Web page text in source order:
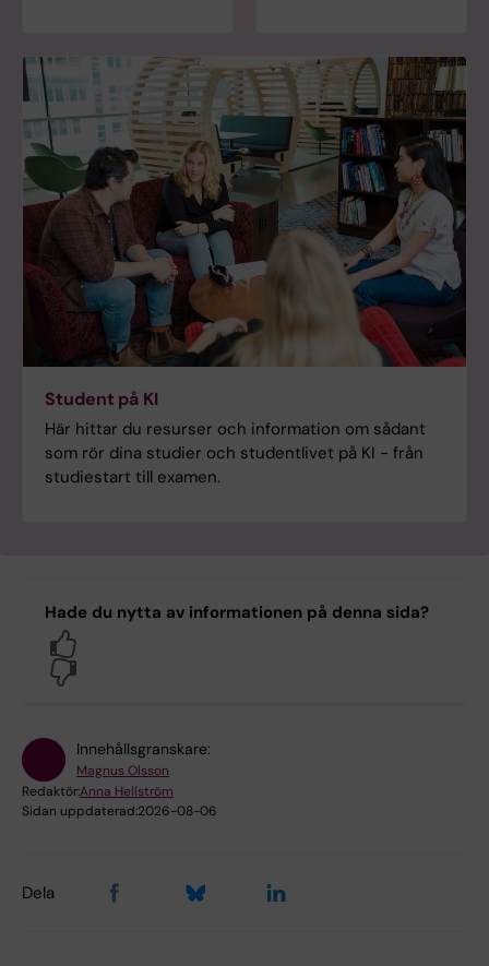
Student på KI
Här hittar du resurser och information om sådant
som rör dina studier och studentlivet på KI - från
studiestart till examen.
Hade du nytta av informationen på denna sida?
Innehållsgranskare:
Magnus Olsson
Redaktör:Anna Hellström
Sidan uppdaterad:2026-08-06
Dela